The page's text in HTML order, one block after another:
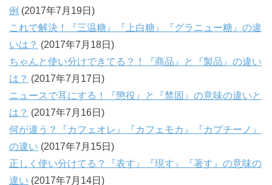
例 (2017年7月19日)
これで解決！『三温糖』『上白糖』『グラニュー糖』の違
いは？ (2017年7月18日)
ちゃんと使い分けできてる？！『商品』と『製品』の違い
は？ (2017年7月17日)
ニュースで耳にする！『懲役』と『禁固』の意味の違いと
は？ (2017年7月16日)
何が違う？『カフェオレ』『カフェモカ』『カプチーノ』
の違い (2017年7月15日)
正しく使い分けてる？『表す』『現す』『著す』の意味の
違い (2017年7月14日)